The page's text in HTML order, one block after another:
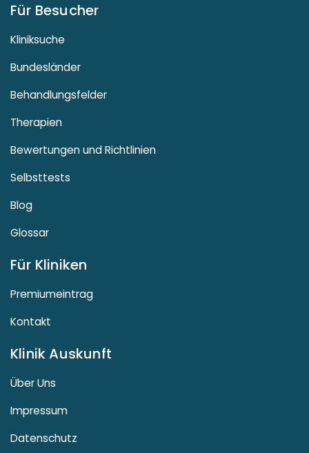
Für Besucher
Kliniksuche
Bundesländer
Behandlungsfelder
Therapien
Bewertungen und Richtlinien
Selbsttests
Blog
Glossar
Für Kliniken
Premiumeintrag
Kontakt
Klinik Auskunft
Über Uns
Impressum
Datenschutz